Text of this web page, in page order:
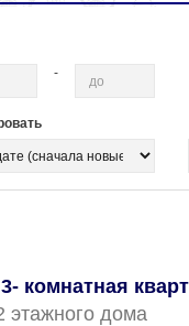
-
комнатная
этажного дома